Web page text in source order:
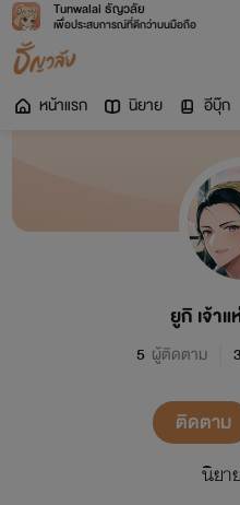
Tunwalai ธัญวลัย
เพื่อประสบการณ์ที่ดีกว่าบนมือถือ
หน้าแรก นิยาย อีบุ๊ก
ยูกิ เจ้า
5 ผู้ติดตาม 3
ติดตาม
นิยา